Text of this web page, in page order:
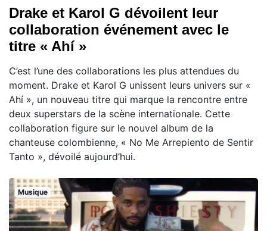
Drake et Karol G dévoilent leur
collaboration événement avec le
titre « Ahí »
C’est l’une des collaborations les plus attendues du
moment. Drake et Karol G unissent leurs univers sur «
Ahí », un nouveau titre qui marque la rencontre entre
deux superstars de la scène internationale. Cette
collaboration figure sur le nouvel album de la
chanteuse colombienne, « No Me Arrepiento de Sentir
Tanto », dévoilé aujourd’hui.
Musique